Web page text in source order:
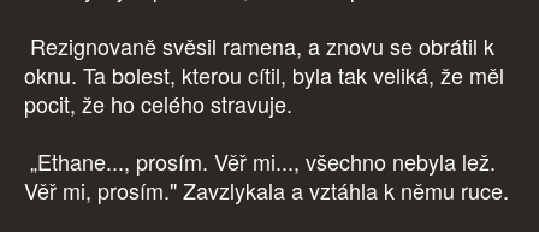
Rezignovaně svěsil ramena, a znovu se obrátil k
oknu. Ta bolest, kterou cítil, byla tak veliká, že měl
pocit, že ho celého stravuje.
„Ethane..., prosím. Věř mi..., všechno nebyla lež.
Věř mi, prosím." Zavzlykala a vztáhla k němu ruce.